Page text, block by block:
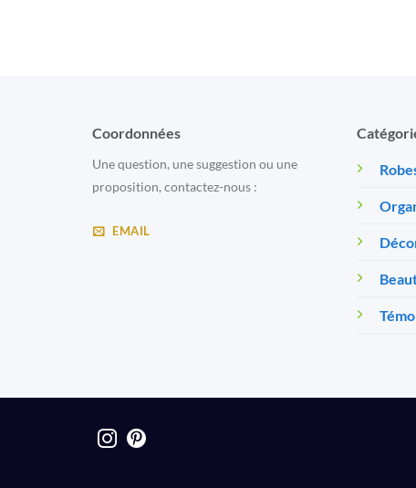
Coordonnées
Une question, une suggestion ou une
proposition, contactez-nous :
EMAIL